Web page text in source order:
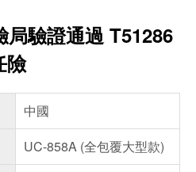
驗證通過 T51286
險
中國
UC-858A (全包覆大型款)